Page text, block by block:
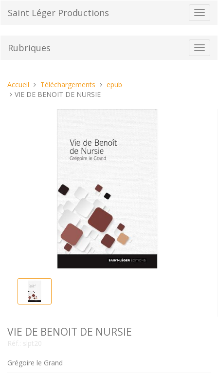
la
Saint Léger Productions
la
Rubriques
Vous
êtes
Accueil Téléchargements
epub
VIE DE BENOIT DE NURSIE
VIE DE BENOIT DE NURSIE
Réf.: slpt20
Grégoire le Grand